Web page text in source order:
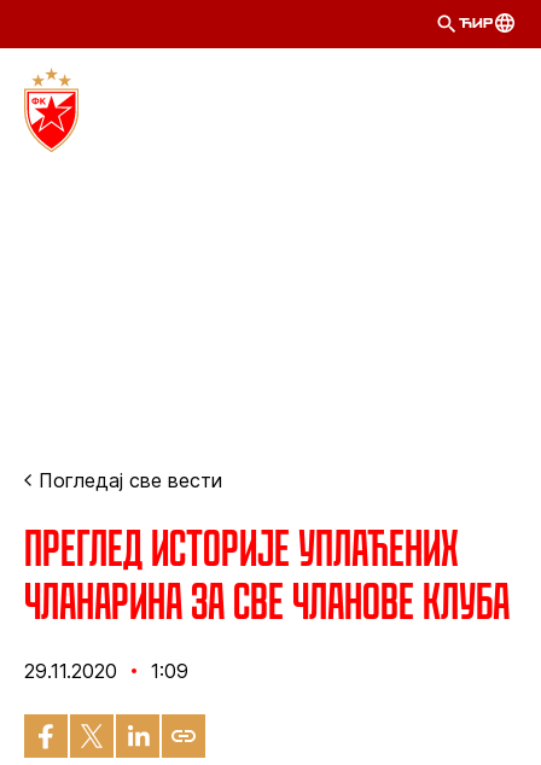
ЋИР
Погледај све вести
Преглед историје уплаћених
чланарина за све чланове Клуба
29.11.2020 1:09